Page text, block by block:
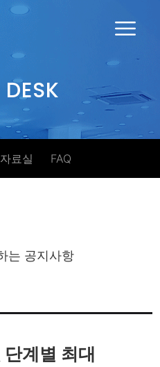
자료실 FAQ
는 공지사항
계별 최대